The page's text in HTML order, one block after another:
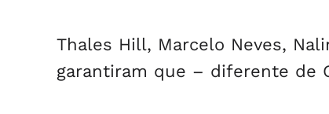
Thales Hill, Marcelo Neves,
garantiram que – diferente de